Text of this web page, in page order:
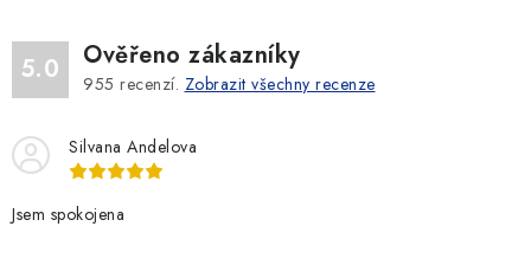
5.0 Ověřeno zákazníky
955 recenzí. Zobrazit všechny recenze
Silvana Andelova
Jsem spokojena